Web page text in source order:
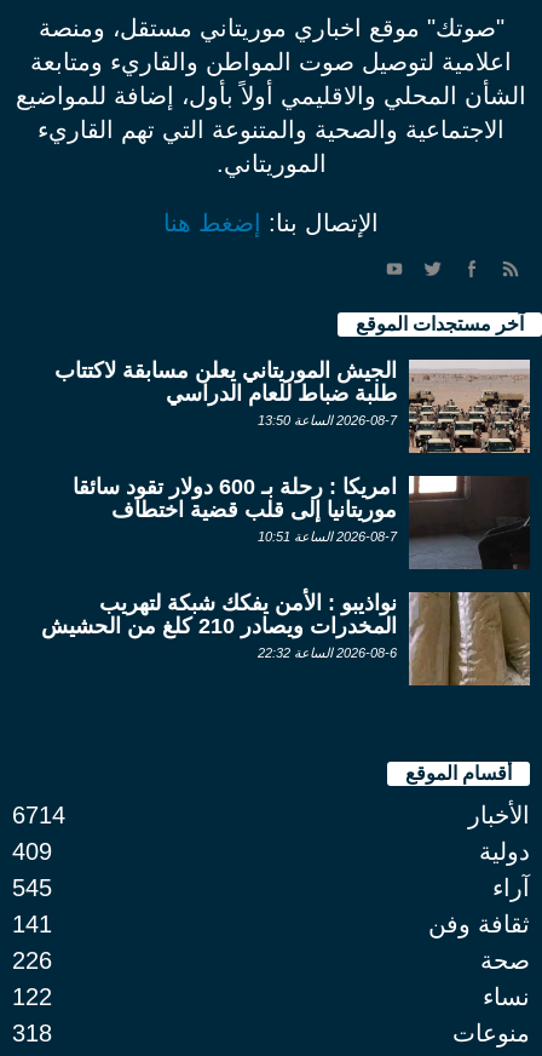
"صوتك" موقع اخباري موريتاني مستقل، ومنصة
اعلامية لتوصيل صوت المواطن والقاريء ومتابعة
الشأن المحلي والاقليمي أولاً بأول، إضافة للمواضيع
الاجتماعية والصحية والمتنوعة التي تهم القاريء
الموريتاني.
الإتصال بنا: إضغط هنا
آخر مستجدات الموقع
الجيش الموريتاني يعلن مسابقة لاكتتاب
طلبة ضباط للعام الدراسي
2026-08-7 الساعة 13:50
امريكا : رحلة بـ 600 دولار تقود سائقا
موريتانيا إلى قلب قضية اختطاف
2026-08-7 الساعة 10:51
نواذيبو : الأمن يفكك شبكة لتهريب
المخدرات ويصادر 210 كلغ من الحشيش
2026-08-6 الساعة 22:32
أقسام الموقع
الأخبار
6714
دولية
409
آراء
545
ثقافة وفن
141
صحة
226
نساء
122
منوعات
318